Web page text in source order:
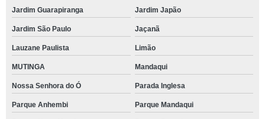
Jardim Guarapiranga Jardim Japão
Jardim São Paulo Jaçanã
Lauzane Paulista Limão
MUTINGA Mandaqui
Nossa Senhora do Ó Parada Inglesa
Parque Anhembi Parque Mandaqui